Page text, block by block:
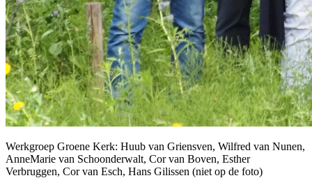
Werkgroep Groene Kerk: Huub van Griensven, Wilfred van Nunen,
AnneMarie van Schoonderwalt, Cor van Boven, Esther
Verbruggen, Cor van Esch, Hans Gilissen (niet op de foto)